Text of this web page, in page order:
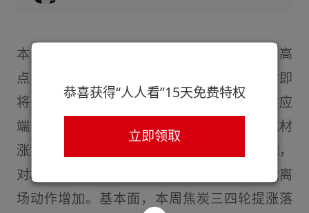
本周，黑色系先扬后抑，部分品种达到半年高
点，但随后跌幅明显。消息面，周二，市场对即
将召开的政治局会议预期满满叠加9月阅兵供应
端或有减产预期，带动市场情绪达到顶点，成材
涨势强于原料；后半周，政治局会议靴子落地，
对地产及反内卷但并无超预期表述，多头资金离
场动作增加。基本面，本周焦炭三四轮提涨落
恭喜获得“人人看”15天免费特权
立即领取